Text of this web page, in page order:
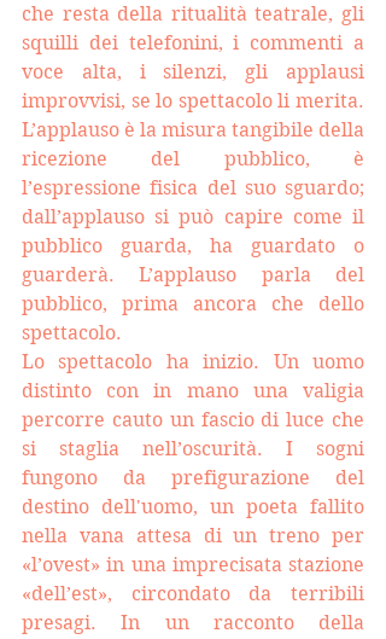
che resta della ritualità teatrale, gli
squilli dei telefonini, i commenti a
voce alta, i silenzi, gli applausi
improvvisi, se lo spettacolo li merita.
L’applauso è la misura tangibile della
ricezione del pubblico, è
l’espressione fisica del suo sguardo;
dall’applauso si può capire come il
pubblico guarda, ha guardato o
guarderà. L’applauso parla del
pubblico, prima ancora che dello
spettacolo.
Lo spettacolo ha inizio. Un uomo
distinto con in mano una valigia
percorre cauto un fascio di luce che
si staglia nell’oscurità. I sogni
fungono da prefigurazione del
destino dell'uomo, un poeta fallito
«l’ovest»
«dell’est», circondato da terribili
presagi. In un racconto della